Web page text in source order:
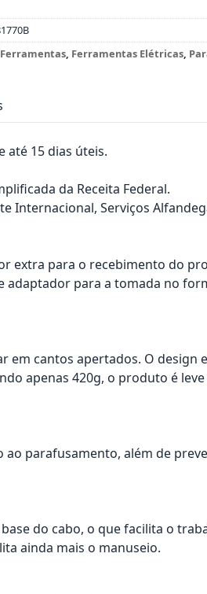
Ferramentas, Ferramentas Elétricas,
até 15 dias úteis.
da Receita Federal.
Internacional, Serviços
extra para o recebimento do
adaptador para a tomada no
em cantos apertados. O design
apenas 420g, o produto é
parafusamento, além de
do cabo, o que facilita o
ainda mais o manuseio.